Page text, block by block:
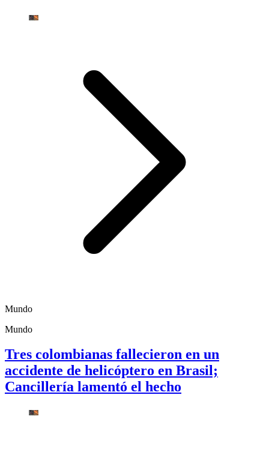
Mundo
Mundo
Tres colombianas fallecieron en un
accidente de helicóptero en Brasil;
Cancillería lamentó el hecho